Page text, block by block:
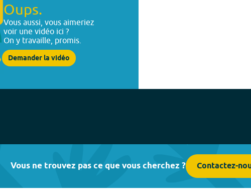
Oups.
Vous aussi, vous aimeriez
voir une vidéo ici ?
On y travaille, promis.
Demander la vidéo
Vous ne trouvez pas ce que vous cherchez ? Contactez-